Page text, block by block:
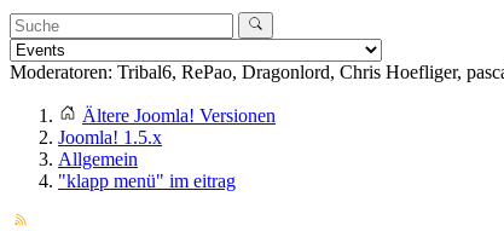
Moderatoren: Tribal6, RePao, Dragonlord, Chris Hoefliger,
Ältere Joomla! Versionen
Joomla! 1.5.x
Allgemein
"klapp menü" im eitrag